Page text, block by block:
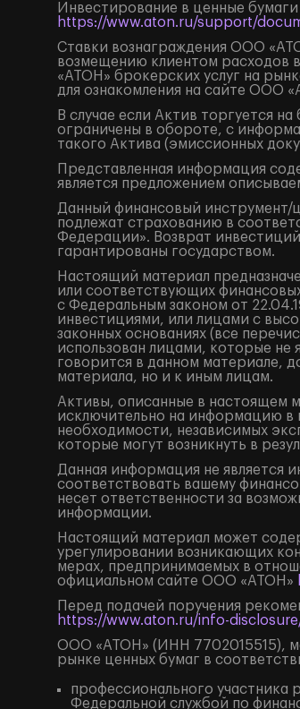
Инвестирование в ценные
https://www.aton.ru/support/
Ставки вознаграждения ООО
возмещению клиентом расходов
«АТОН» брокерских услуг на
для ознакомления на сайте ООО
В случае если Актив торгуется
ограничены в обороте, с
такого Актива (эмиссионных
Представленная информация
является предложением
Данный финансовый инструмент/
подлежат страхованию в
Федерации». Возврат
гарантированы государством.
Настоящий материал
или соответствующих
с Федеральным законом от
инвестициями, или лицами с
законных основаниях (все
использован лицами, которые не
говорится в данном материале,
материала, но и к иным лицам.
Активы, описанные в настоящем
исключительно на информацию в
необходимости, независимых
которые могут возникнуть в
Данная информация не является
соответствовать вашему
несет ответственности за
информации.
Настоящий материал может
урегулировании возникающих
мерах, предпринимаемых в
официальном сайте ООО «АТОН»
Перед подачей поручения
https://www.aton.ru/info-
ООО «АТОН» (ИНН 7702015515),
рынке ценных бумаг в
профессионального
Федеральной службой по